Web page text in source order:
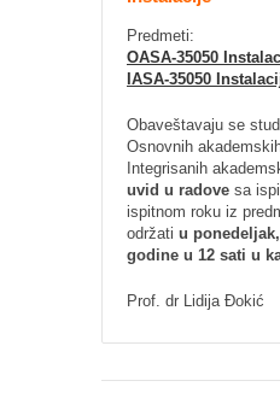
Predmeti:
OASA-35050
IASA-35050
Obaveštavaju se
Osnovnih
Integrisanih
uvid u radove sa
ispitnom roku iz
održati u
godine u 12 sati u
Prof. dr Lidija Đokić